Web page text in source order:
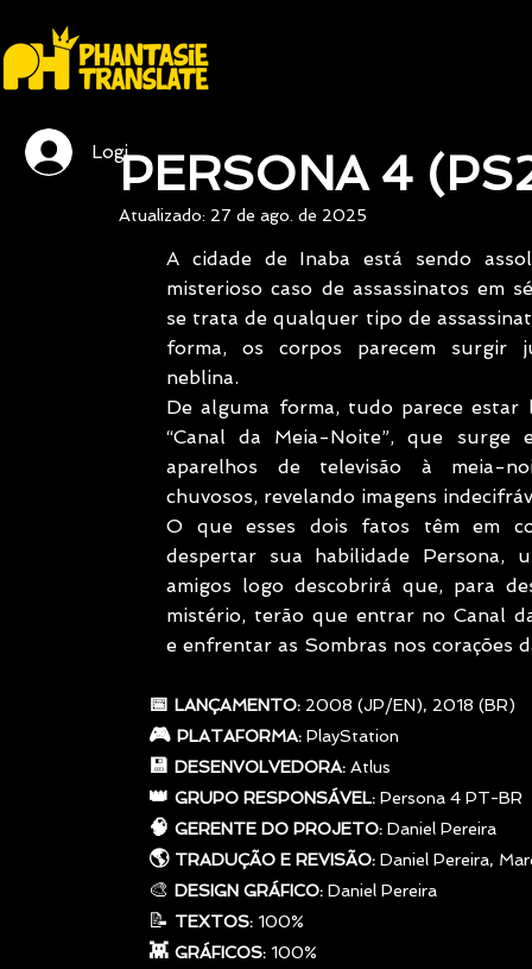
PERSONA 4
Atualizado: 27 de ago. de 2025
A cidade de Inaba está sendo
misterioso caso de assassinatos em
se trata de qualquer tipo de
forma, os corpos parecem surgir
neblina.
De alguma forma, tudo parece estar
“Canal da Meia-Noite”, que surge
aparelhos de televisão à meia-
chuvosos, revelando imagens
O que esses dois fatos têm em
despertar sua habilidade Persona,
amigos logo descobrirá que, para
mistério, terão que entrar no Canal
e enfrentar as Sombras nos corações
     📅
LANÇAMENTO: 2008 (JP/EN), 2018 (BR)
     🎮
PLATAFORMA: PlayStation
     💾
DESENVOLVEDORA: Atlus
     👑
GRUPO RESPONSÁVEL: Persona 4 PT-BR
     🧠
GERENTE DO PROJETO: Daniel Pereira
     🌎
TRADUÇÃO E REVISÃO: Daniel Pereira,
     🎨
DESIGN GRÁFICO: Daniel Pereira
     📝
TEXTOS: 100%
     👾
GRÁFICOS: 100%
Login / Registre-se